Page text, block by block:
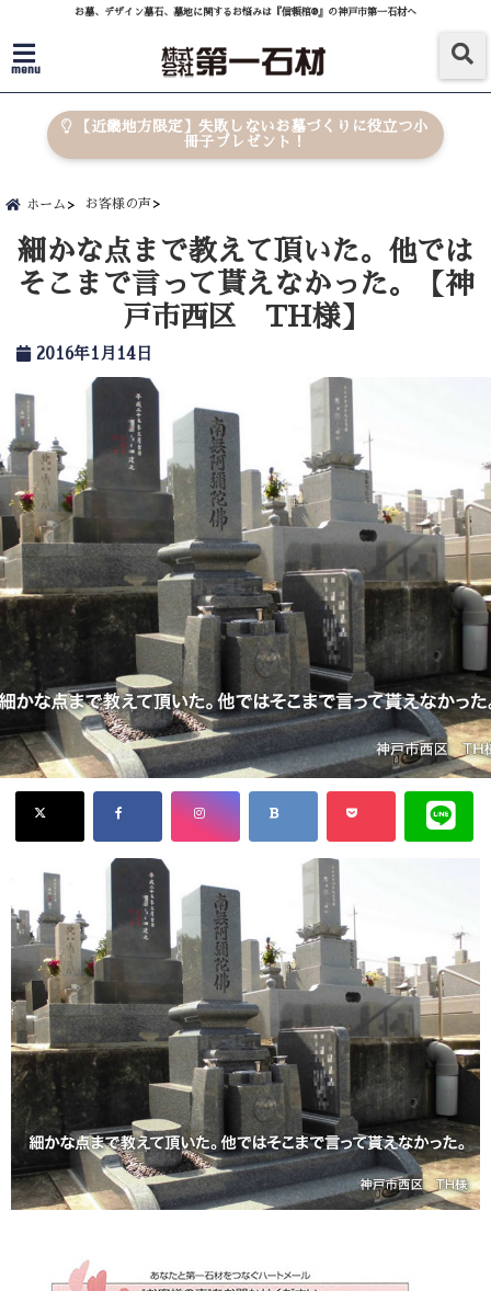
お墓、デザイン墓石、墓地に関するお悩みは『信頼棺®』の神戸市第一石材へ
menu
【近畿地方限定】失敗しないお墓づくりに役立つ小
冊子プレゼント！
ホーム お客様の声
細かな点まで教えて頂いた。他では
そこまで言って貰えなかった。【神
戸市西区 TH様】
2016年1月14日